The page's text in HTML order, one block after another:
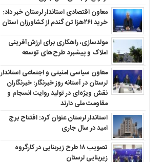
معاون اقتصادی استاندار لرستان خبر داد:
خرید ۲۶۱هزا تن گندم از کشاورزان استان
مولدسازی، راهکاری برای ارزش‌آفرینی
املاک و پیشبرد طرح‌های توسعه
معاون سیاسی امنیتی و اجتماعی استاندار
لرستان در آستانه روز خبرنگار: خبرنگاران
نقش ویژه‌ای در تولید روایت انسجام و
مقاومت ملی دارند
استاندار لرستان عنوان کرد: افتتاح برج
امید در سال جاری
تصویب ۱۸ طرح زیربنایی در کارگروه
زیربنایی لرستان